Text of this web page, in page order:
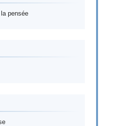
pensée